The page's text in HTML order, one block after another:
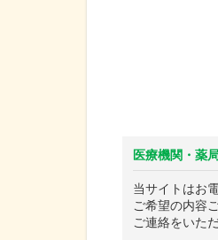
医療機関・薬
当サイトはお
ご希望の内容
ご連絡をいた